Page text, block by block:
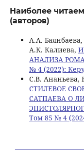
Наиболее
(авторов)
А.А.
А.К. Калиева,
АНАЛИЗА
№ 4 (2022):
С.В. Ананьева,
СТИЛЕВОЕ
САТПАЕВА О
Том 85 № 4